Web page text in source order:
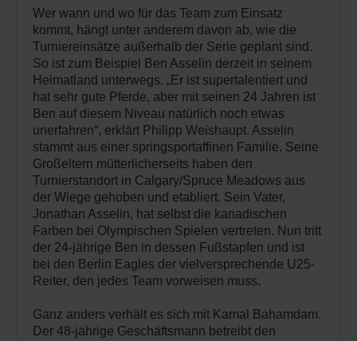
Wer wann und wo für das Team zum Einsatz
kommt, hängt unter anderem davon ab, wie die
Turniereinsätze außerhalb der Serie geplant sind.
So ist zum Beispiel Ben Asselin derzeit in seinem
Heimatland unterwegs. „Er ist supertalentiert und
hat sehr gute Pferde, aber mit seinen 24 Jahren ist
Ben auf diesem Niveau natürlich noch etwas
unerfahren“, erklärt Philipp Weishaupt. Asselin
stammt aus einer springsportaffinen Familie. Seine
Großeltern mütterlicherseits haben den
Turnierstandort in Calgary/Spruce Meadows aus
der Wiege gehoben und etabliert. Sein Vater,
Jonathan Asselin, hat selbst die kanadischen
Farben bei Olympischen Spielen vertreten. Nun tritt
der 24-jährige Ben in dessen Fußstapfen und ist
bei den Berlin Eagles der vielversprechende U25-
Reiter, den jedes Team vorweisen muss.
Ganz anders verhält es sich mit Kamal Bahamdam.
Der 48-jährige Geschäftsmann betreibt den